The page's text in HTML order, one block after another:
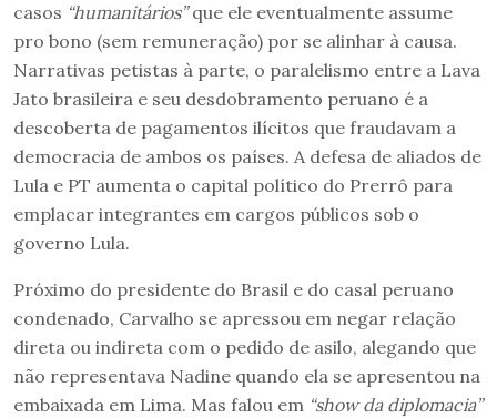
casos “humanitários”que ele eventualmente assume
pro bono (sem remuneração) por se alinhar à causa.
Narrativas petistas à parte, o paralelismo entre a Lava
Jato brasileira e seu desdobramento peruano é a
descoberta de pagamentos ilícitos que fraudavam a
democracia de ambos os países. A defesa de aliados de
Lula e PT aumenta o capital político do Prerrô para
emplacar integrantes em cargos públicos sob o
governo Lula.
Próximo do presidente do Brasil e do casal peruano
condenado, Carvalho se apressou em negar relação
direta ou indireta com o pedido de asilo, alegando que
não representava Nadine quando ela se apresentou na
embaixada em Lima. Mas falou em “show da diplomacia”